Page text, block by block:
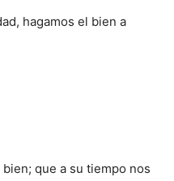
hagamos el bien a
que a su tiempo nos